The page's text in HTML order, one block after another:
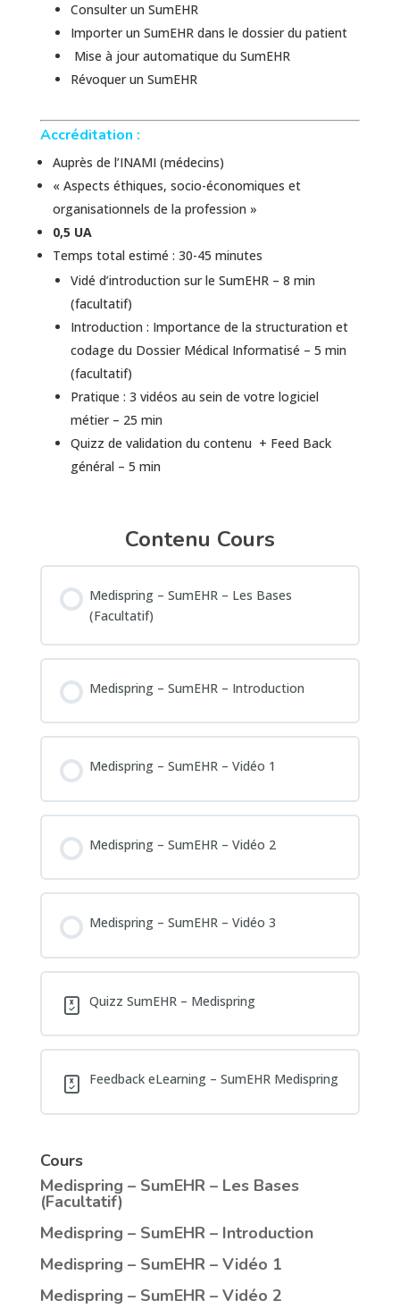
Consulter un SumEHR
Importer un SumEHR dans le dossier du patient
Mise à jour automatique du SumEHR
Révoquer un SumEHR
Accréditation :
Auprès de l’INAMI (médecins)
« Aspects éthiques, socio-économiques et
organisationnels de la profession »
0,5 UA
Temps total estimé : 30-45 minutes
Vidé d’introduction sur le SumEHR – 8 min
(facultatif)
Introduction : Importance de la structuration et
codage du Dossier Médical Informatisé – 5 min
(facultatif)
Pratique : 3 vidéos au sein de votre logiciel
métier – 25 min
Quizz de validation du contenu + Feed Back
général – 5 min
Contenu Cours
Medispring – SumEHR – Les Bases
(Facultatif)
Medispring – SumEHR – Introduction
Medispring – SumEHR – Vidéo 1
Medispring – SumEHR – Vidéo 2
Medispring – SumEHR – Vidéo 3
Quizz SumEHR – Medispring
Feedback eLearning – SumEHR Medispring
Cours
Medispring – SumEHR – Les Bases
(Facultatif)
Medispring – SumEHR – Introduction
Medispring – SumEHR – Vidéo 1
Medispring – SumEHR – Vidéo 2